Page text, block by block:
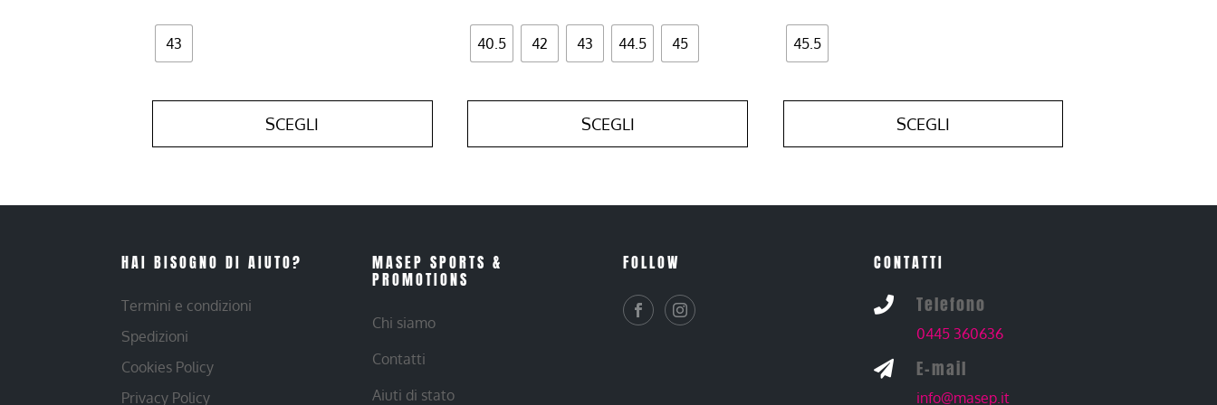
43
SCEGLI
40.5 42 43 44.5 45
SCEGLI
45.5
SCEGLI
HAI BISOGNO DI AIUTO?
Termini e condizioni
Spedizioni
Cookies Policy
Privacy Policy
MASEP SPORTS &
PROMOTIONS
Chi siamo
Contatti
Aiuti di stato
FOLLOW CONTATTI
 Telefono
0445 360636
 E-mail
info@masep.it